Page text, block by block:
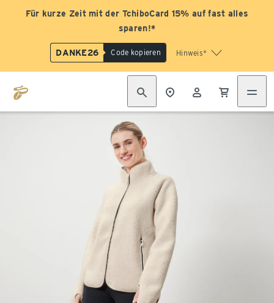
Für kurze Zeit mit der TchiboCard 15% auf fast alles
sparen!*
DANKE26 Code kopieren Hinweis*